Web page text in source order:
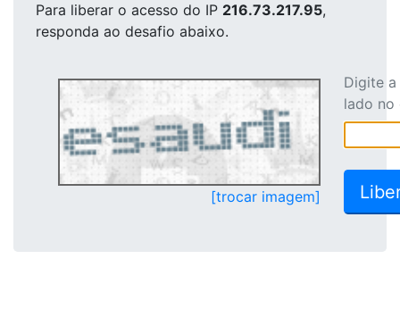
Para liberar o acesso do IP 216.73.217.95,
responda ao desafio abaixo.
[trocar imagem]
Digite
lado no